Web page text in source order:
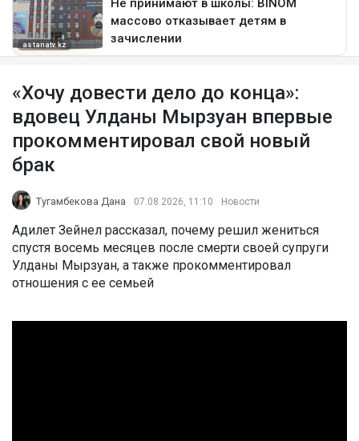
«Хочу довести дело до конца»:
вдовец Улданы Мырзуан впервые
прокомментировал свой новый
брак
Тугамбекова Дана 07.08.2026, 11:10 Новости
Адилет Зейнел рассказал, почему решил жениться
спустя восемь месяцев после смерти своей супруги
Улданы Мырзуан, а также прокомментировал
отношения с ее семьей